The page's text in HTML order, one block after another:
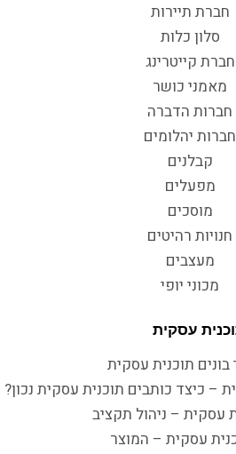
חברת תיירות
סלון כלות
חברת קייטרינג
מאמני כושר
חברות הדברה
חברות יהלומים
קבלנים
מפעלים
מוסכים
חנויות רהיטים
מעצבים
מכוני יופי
עסקית
בונים תוכנית עסקית
– כיצד כותבים תוכנית עסקית נכון?
עסקית – ניהול תקציב
עסקית – המוצר